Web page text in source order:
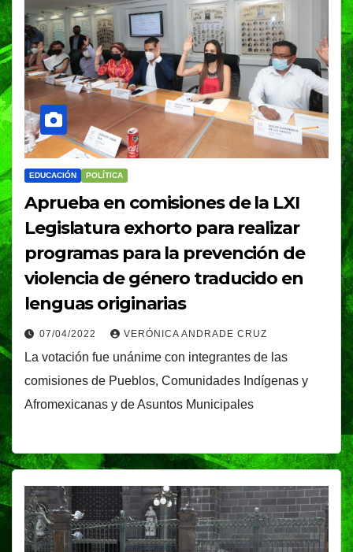
EDUCACIÓN POLÍTICA
Aprueba en comisiones de la LXI
Legislatura exhorto para realizar
programas para la prevención de
violencia de género traducido en
lenguas originarias
07/04/2022 VERÓNICA ANDRADE CRUZ
La votación fue unánime con integrantes de las
comisiones de Pueblos, Comunidades Indígenas y
Afromexicanas y de Asuntos Municipales